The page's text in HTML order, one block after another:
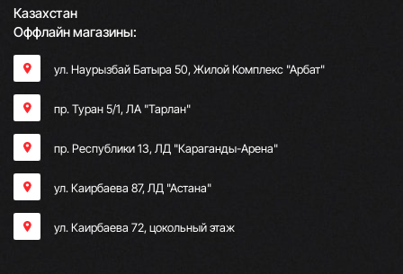
Казахстан
Оффлайн магазины:
ул. Наурызбай Батыра 50, Жилой Комплекс "Арбат"
пр. Туран 5/1, ЛА "Тарлан"
пр. Республики 13, ​ЛД "Караганды-Арена"
ул. Каирбаева 87, ЛД "Астана"
ул. Каирбаева 72, цокольный этаж